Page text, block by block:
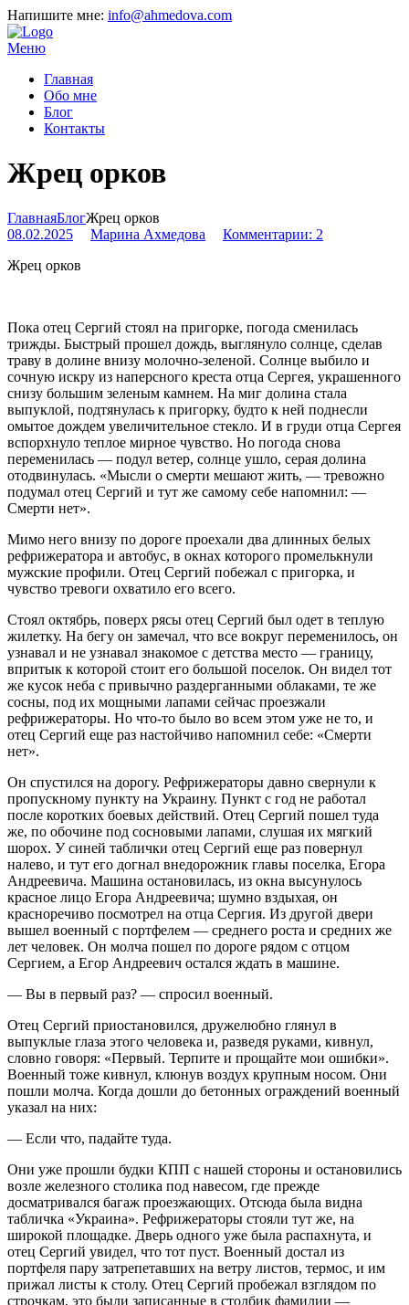
Напишите мне: info@ahmedova.com
Меню
Главная
Обо мне
Блог
Контакты
Жрец орков
ГлавнаяБлогЖрец орков
08.02.2025
Марина Ахмедова
Комментарии: 2
Жрец орков
Пока отец Сергий стоял на пригорке, погода сменилась
трижды. Быстрый прошел дождь, выглянуло солнце, сделав
траву в долине внизу молочно-зеленой. Солнце выбило и
сочную искру из наперсного креста отца Сергея, украшенного
снизу большим зеленым камнем. На миг долина стала
выпуклой, подтянулась к пригорку, будто к ней поднесли
омытое дождем увеличительное стекло. И в груди отца Сергея
вспорхнуло теплое мирное чувство. Но погода снова
переменилась — подул ветер, солнце ушло, серая долина
отодвинулась. «Мысли о смерти мешают жить, — тревожно
подумал отец Сергий и тут же самому себе напомнил: —
Смерти нет».
Мимо него внизу по дороге проехали два длинных белых
рефрижератора и автобус, в окнах которого промелькнули
мужские профили. Отец Сергий побежал с пригорка, и
чувство тревоги охватило его всего.
Стоял октябрь, поверх рясы отец Сергий был одет в теплую
жилетку. На бегу он замечал, что все вокруг переменилось, он
узнавал и не узнавал знакомое с детства место — границу,
впритык к которой стоит его большой поселок. Он видел тот
же кусок неба с привычно раздерганными облаками, те же
сосны, под их мощными лапами сейчас проезжали
рефрижераторы. Но что-то было во всем этом уже не то, и
отец Сергий еще раз настойчиво напомнил себе: «Смерти
нет».
Он спустился на дорогу. Рефрижераторы давно свернули к
пропускному пункту на Украину. Пункт с год не работал
после коротких боевых действий. Отец Сергий пошел туда
же, по обочине под сосновыми лапами, слушая их мягкий
шорох. У синей таблички отец Сергий еще раз повернул
налево, и тут его догнал внедорожник главы поселка, Егора
Андреевича. Машина остановилась, из окна высунулось
красное лицо Егора Андреевича; шумно вздыхая, он
красноречиво посмотрел на отца Сергия. Из другой двери
вышел военный с портфелем — среднего роста и средних же
лет человек. Он молча пошел по дороге рядом с отцом
Сергием, а Егор Андреевич остался ждать в машине.
— Вы в первый раз? — спросил военный.
Отец Сергий приостановился, дружелюбно глянул в
выпуклые глаза этого человека и, разведя руками, кивнул,
словно говоря: «Первый. Терпите и прощайте мои ошибки».
Военный тоже кивнул, клюнув воздух крупным носом. Они
пошли молча. Когда дошли до бетонных ограждений военный
указал на них:
— Если что, падайте туда.
Они уже прошли будки КПП с нашей стороны и остановились
возле железного столика под навесом, где прежде
досматривался багаж проезжающих. Отсюда была видна
табличка «Украина». Рефрижераторы стояли тут же, на
широкой площадке. Дверь одного уже была распахнута, и
отец Сергий увидел, что тот пуст. Военный достал из
портфеля пару затрепетавших на ветру листов, термос, и им
прижал листы к столу. Отец Сергий пробежал взглядом по
строчкам, это были записанные в столбик фамилии —